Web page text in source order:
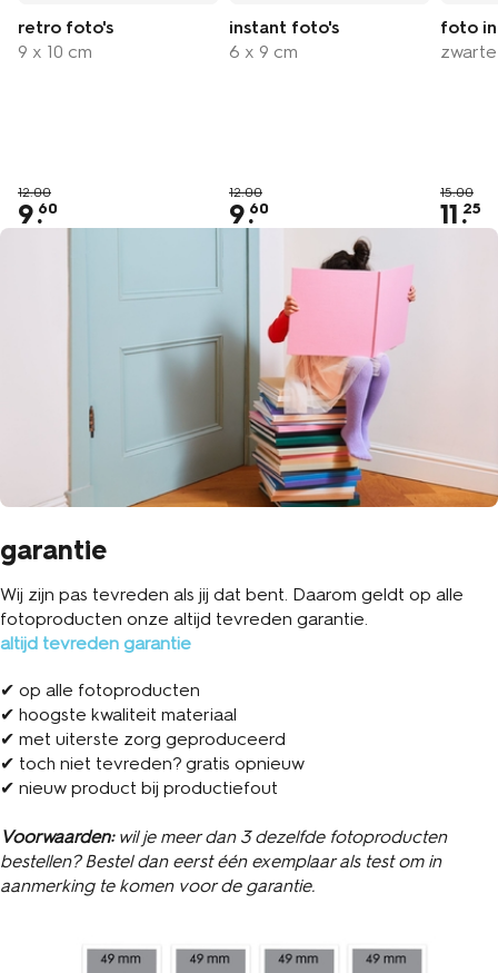
retro foto's
9 x 10 cm
12.00
9.60
instant foto's
6 x 9 cm
12.00
9.60
foto
15.00
11.25
garantie
Wij zijn pas tevreden als jij dat bent. Daarom geldt op alle
fotoproducten onze altijd tevreden garantie.
altijd tevreden garantie
✔ op alle fotoproducten
✔ hoogste kwaliteit materiaal
✔ met uiterste zorg geproduceerd
✔ toch niet tevreden? gratis opnieuw
✔ nieuw product bij productiefout
Voorwaarden: wil je meer dan 3 dezelfde fotoproducten
bestellen? Bestel dan eerst één exemplaar als test om in
aanmerking te komen voor de garantie.